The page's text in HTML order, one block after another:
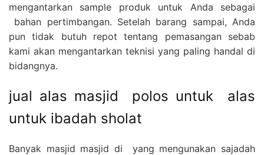
mengantarkan sample produk untuk Anda sebagai
bahan pertimbangan. Setelah barang sampai, Anda
pun tidak butuh repot tentang pemasangan sebab
kami akan mengantarkan teknisi yang paling handal di
bidangnya.
jual alas masjid polos untuk alas
untuk ibadah sholat
Banyak masjid masjid di yang mengunakan sajadah